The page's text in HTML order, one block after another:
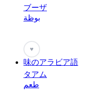
ブーザ
بوظة
♥
味のアラビア語
タアム
طعم